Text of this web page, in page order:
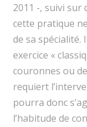
2011 -, suivi sur
cette pratique
de sa
exercice «
couronnes ou
requiert
pourra donc
l’habitude de